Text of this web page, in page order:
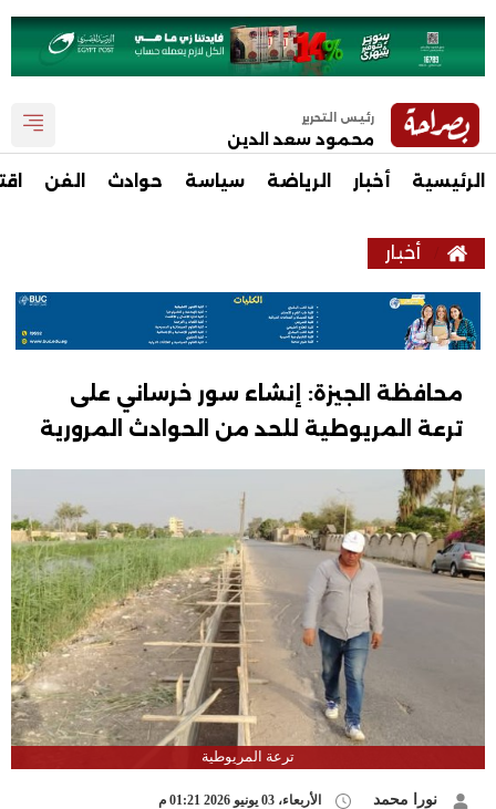
رئيس التحرير
محمود سعد الدين
الرئيسية أخبار الرياضة سياسة حوادث الفن
أخبار
محافظة الجيزة: إنشاء سور خرساني على
ترعة المريوطية للحد من الحوادث المرورية
ترعة المريوطية
نورا محمد الأربعاء، 03 يونيو 2026 01:21 م